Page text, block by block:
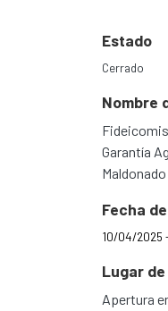
Estado
Cerrado
Nombre
Garantía
Maldonado
Fecha
10/04/2025
Lugar
Apertura